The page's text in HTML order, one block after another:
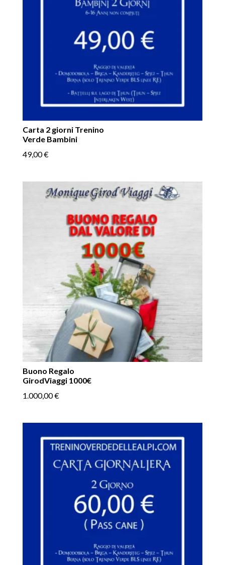
Carta 2 giorni Trenino
Verde Bambini
49,00€
Buono Regalo
GirodViaggi 1000€
1.000,00€